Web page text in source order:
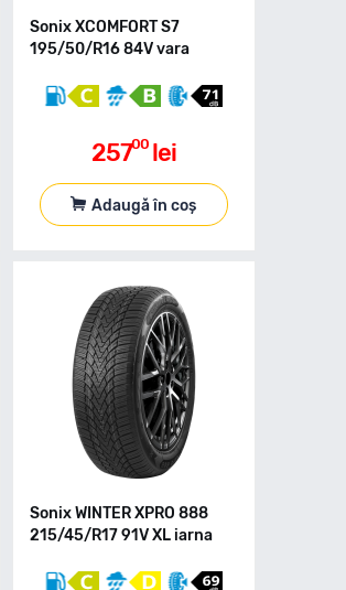
Sonix XCOMFORT S7
195/50/R16 84V vara
25700 lei
Adaugă în coș
Sonix WINTER XPRO 888
215/45/R17 91V XL iarna